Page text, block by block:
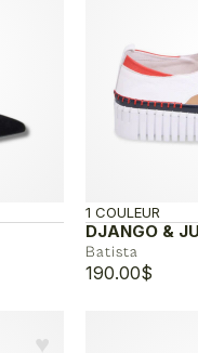
DJANGO &
Batista
1 COULEUR
190.00$
♥︎